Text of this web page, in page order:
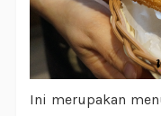
Ini merupakan